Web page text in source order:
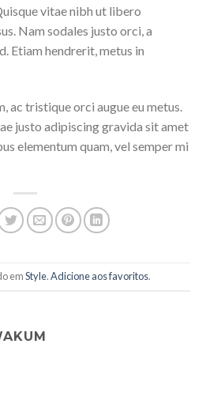
vitae nibh ut libero
Nam sodales justo orci, a
Etiam hendrerit, metus in
ac tristique orci augue eu metus.
justo adipiscing gravida sit amet
elementum quam, vel semper mi
emStyle.Adicione aos favoritos.